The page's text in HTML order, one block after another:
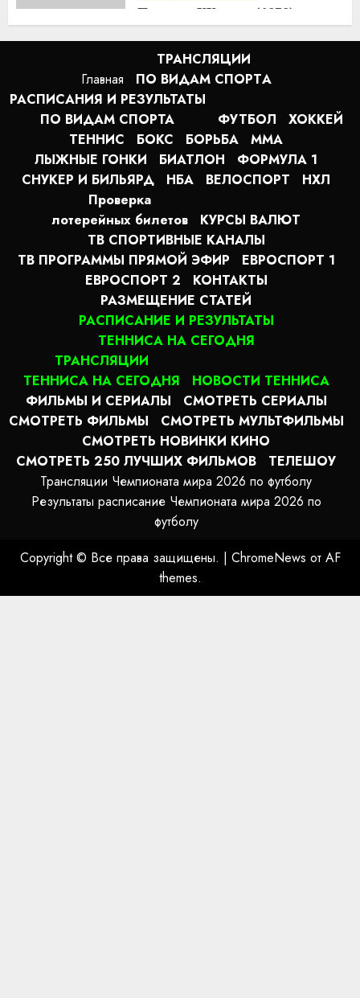
Пираты ХХ века (1979)
смотреть онлайн
3:23 10.08.2026
Главная
ТРАНСЛЯЦИИ
ПО ВИДАМ СПОРТA
РАСПИСАНИЯ И РЕЗУЛЬТАТЫ
ПО ВИДАМ СПОРТА
ФУТБОЛ
ХОККЕЙ
ТЕННИС
БОКС БОРЬБА
MMA
ЛЫЖНЫЕ ГОНКИ
БИАТЛОН
ФОРМУЛА 1
СНУКЕР И БИЛЬЯРД
НБА ВЕЛОСПОРТ
НХЛ
Проверка
лотерейных билетов
КУРСЫ ВАЛЮТ
ТВ СПОРТИВНЫЕ КАНАЛЫ
ТВ ПРОГРАММЫ ПРЯМОЙ ЭФИР
ЕВРОСПОРТ 1
ЕВРОСПОРТ 2
КОНТАКТЫ
РАЗМЕЩЕНИЕ СТАТЕЙ
РАСПИСАНИЕ И РЕЗУЛЬТАТЫ
ТЕННИСА НА СЕГОДНЯ
ТРАНСЛЯЦИИ
ТЕННИСА НА СЕГОДНЯ
НОВОСТИ ТЕННИСА
ФИЛЬМЫ И СЕРИАЛЫ
СМОТРЕТЬ СЕРИАЛЫ
СМОТРЕТЬ ФИЛЬМЫ
СМОТРЕТЬ МУЛЬТФИЛЬМЫ
СМОТРЕТЬ НОВИНКИ КИНО
СМОТРЕТЬ 250 ЛУЧШИХ ФИЛЬМОВ
ТЕЛЕШОУ
Трансляции Чемпионата мира 2026 по футболу
Результаты расписание Чемпионата мира 2026 по
футболу
Copyright © Все права защищены. | ChromeNews от AF
themes.